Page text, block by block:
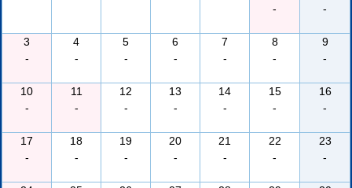
-
-
3
-
4
-
5
-
6
-
7
-
8
-
9
-
10
-
11
-
12
-
13
-
14
-
15
-
16
-
17
-
18
-
19
-
20
-
21
-
22
-
23
-